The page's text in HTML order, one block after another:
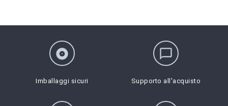
album
Imballaggi sicuri
chat_bubble_outline
Supporto all'acquisto